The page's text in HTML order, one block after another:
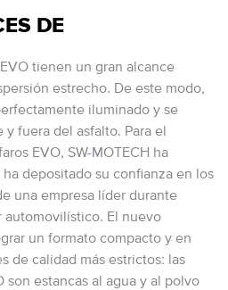
DE
tienen un gran alcance
estrecho. De este modo,
iluminado y se
fuera del asfalto. Para el
EVO, SW-MOTECH ha
depositado su confianza en los
una empresa líder durante
automovilístico. El nuevo
un formato compacto y en
de calidad más estrictos: las
son estancas al agua y al polvo